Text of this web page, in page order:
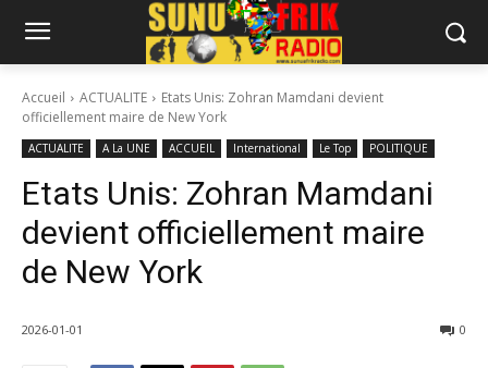
Accueil ACTUALITE
Etats Unis: Zohran Mamdani devient
officiellement maire de New York
ACTUALITE A La UNE ACCUEIL International Le Top POLITIQUE
Etats Unis: Zohran Mamdani
devient officiellement maire
de New York
2026-01-01 0